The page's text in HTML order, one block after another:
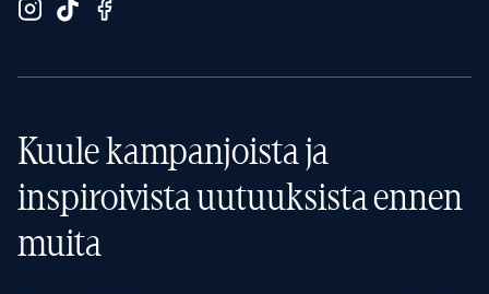
Kuule kampanjoista ja
inspiroivista uutuuksista ennen
muita